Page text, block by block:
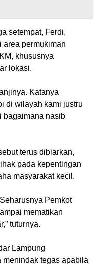
setempat, Ferdi,
area permukiman
khususnya
lokasi.
Katanya
di wilayah kami justru
bagaimana nasib
terus dibiarkan,
pada kepentingan
masyarakat kecil.
Pemkot
mematikan
tuturnya.
Lampung
menindak tegas apabila